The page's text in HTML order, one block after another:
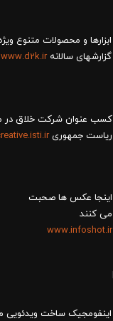
ابزارها و محصولات متنوع
گزارش‎های سالانه
www.d2k.ir
کسب عنوان شرکت خلاق در
ریاست جمهوری
اینجا عکس ها صحبت
می کنند
www.infoshot.ir
اینفومجیک ساخت ویدئویی